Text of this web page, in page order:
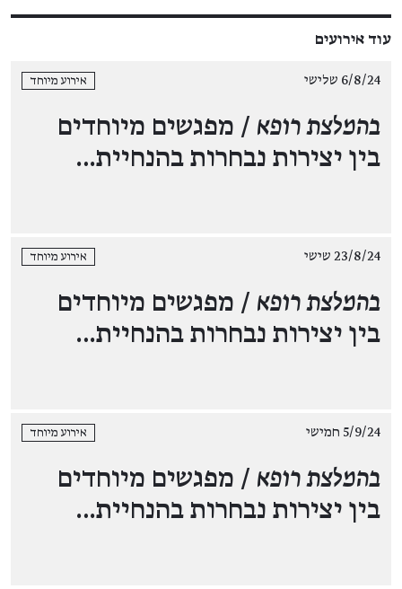
עוד אירועים
6/8/24 שלישי אירוע מיוחד
בהמלצת רופא / מפגשים מיוחדים
בין יצירות נבחרות בהנחיית…
23/8/24 שישי אירוע מיוחד
בהמלצת רופא / מפגשים מיוחדים
בין יצירות נבחרות בהנחיית…
5/9/24 חמישי אירוע מיוחד
בהמלצת רופא / מפגשים מיוחדים
בין יצירות נבחרות בהנחיית…